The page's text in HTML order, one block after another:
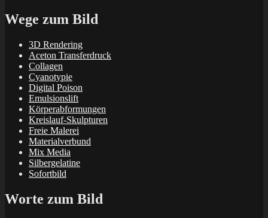
Wege zum Bild
3D Rendering
Aceton Transferdruck
Collagen
Cyanotypie
Digital Poison
Emulsionslift
Körperabformungen
Kreislauf-Skulpturen
Freie Malerei
Materialverbund
Mix Media
Silbergelatine
Sofortbild
Worte zum Bild